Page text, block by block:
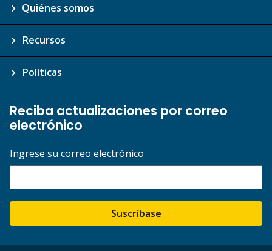
Quiénes somos
Recursos
Políticas
Reciba actualizaciones por correo
electrónico
Ingrese su correo electrónico
Suscríbase